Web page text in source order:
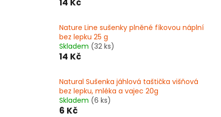
Nature Line sušenky plněné fíkovou náplní
bez lepku 25 g
Skladem (32 ks)
14 Kč
Natural Sušenka jáhlová taštička višňová
bez lepku, mléka a vajec 20g
Skladem (6 ks)
6 Kč